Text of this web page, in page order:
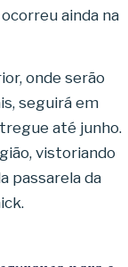
ainda na
onde serão
seguirá em
até junho.
vistoriando
passarela da